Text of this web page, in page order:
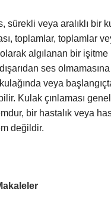
sürekli veya aralıklı bir
toplamlar, toplamlar
algılanan bir işitme
ses
veya
Kulak çınlaması
bir hastalık veya
değildir.